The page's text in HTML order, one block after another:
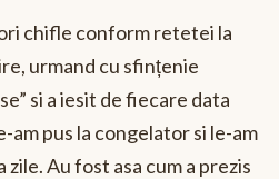
chifle conform retetei la
urmand cu sfințenie
si a iesit de fiecare data
am pus la congelator si le-am
Au fost asa cum a prezis